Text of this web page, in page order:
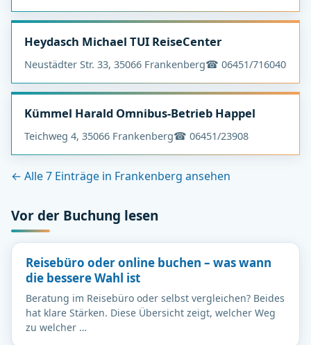
Heydasch Michael TUI ReiseCenter
Neustädter Str. 33, 35066 Frankenberg☎ 06451/716040
Kümmel Harald Omnibus-Betrieb Happel
Teichweg 4, 35066 Frankenberg☎ 06451/23908
← Alle 7 Einträge in Frankenberg ansehen
Vor der Buchung lesen
Reisebüro oder online buchen – was wann
die bessere Wahl ist
Beratung im Reisebüro oder selbst vergleichen? Beides
hat klare Stärken. Diese Übersicht zeigt, welcher Weg
zu welcher …